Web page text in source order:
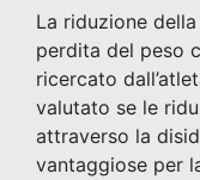
La riduzione
perdita del peso
ricercato
valutato se le
attraverso la
vantaggiose per